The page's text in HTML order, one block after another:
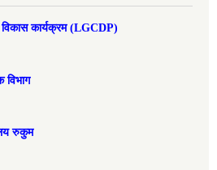
कार्यक्रम (LGCDP)
विभाग
रुकुम